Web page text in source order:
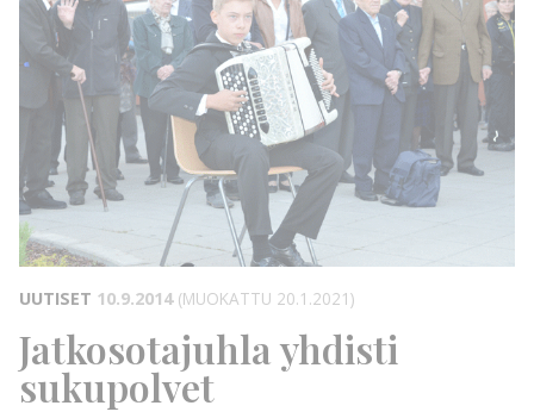
UUTISET 10.9.2014 (MUOKATTU 20.1.2021)
Jatkosotajuhla yhdisti
sukupolvet